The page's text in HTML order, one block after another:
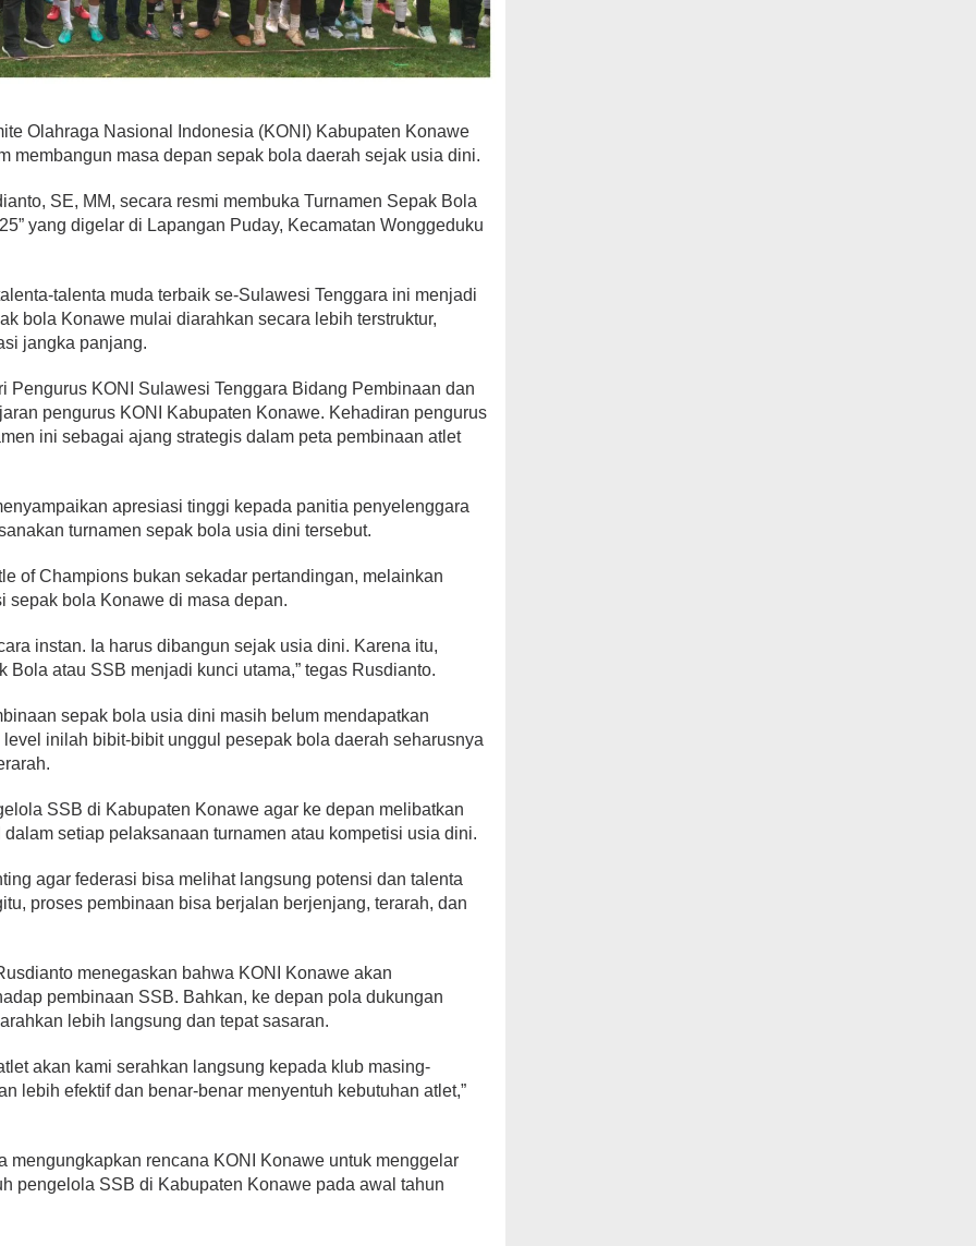
Olahraga Nasional Indonesia (KONI) Kabupaten Konawe
membangun masa depan sepak bola daerah sejak usia dini.
SE, MM, secara resmi membuka Turnamen Sepak Bola
yang digelar di Lapangan Puday, Kecamatan Wonggeduku
talenta muda terbaik se-Sulawesi Tenggara ini menjadi
bola Konawe mulai diarahkan secara lebih terstruktur,
jangka panjang.
Pengurus KONI Sulawesi Tenggara Bidang Pembinaan dan
pengurus KONI Kabupaten Konawe. Kehadiran pengurus
ini sebagai ajang strategis dalam peta pembinaan atlet
apresiasi tinggi kepada panitia penyelenggara
turnamen sepak bola usia dini tersebut.
of Champions bukan sekadar pertandingan, melainkan
sepak bola Konawe di masa depan.
instan. Ia harus dibangun sejak usia dini. Karena itu,
atau SSB menjadi kunci utama,” tegas Rusdianto.
sepak bola usia dini masih belum mendapatkan
inilah bibit-bibit unggul pesepak bola daerah seharusnya
SSB di Kabupaten Konawe agar ke depan melibatkan
setiap pelaksanaan turnamen atau kompetisi usia dini.
agar federasi bisa melihat langsung potensi dan talenta
proses pembinaan bisa berjalan berjenjang, terarah, dan
menegaskan bahwa KONI Konawe akan
pembinaan SSB. Bahkan, ke depan pola dukungan
lebih langsung dan tepat sasaran.
akan kami serahkan langsung kepada klub masing-
lebih efektif dan benar-benar menyentuh kebutuhan atlet,”
mengungkapkan rencana KONI Konawe untuk menggelar
pengelola SSB di Kabupaten Konawe pada awal tahun